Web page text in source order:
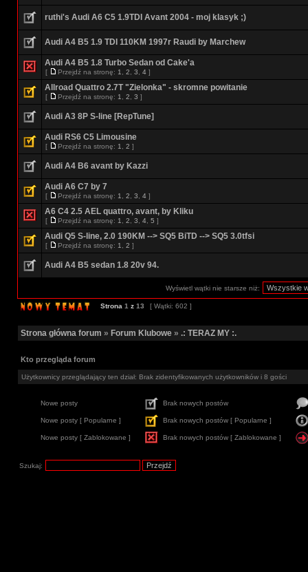
ruthi's Audi A6 C5 1.9TDI Avant 2004 - moj klasyk ;)
Audi A4 B5 1.9 TDI 110KM 1997r Raudi by Marchew
Audi A4 B5 1.8 Turbo Sedan od Cake'a
[ Przejdź na stronę: 1 2 3 4 ]
Allroad Quattro 2.7T "Zielonka" - skromne powitanie
[ Przejdź na stronę: 1 2 3 ]
Audi A3 8P S-line [RepTune]
Audi RS6 C5 Limousine
[ Przejdź na stronę: 1 2 ]
Audi A4 B6 avant by Kazzi
Audi A6 C7 by 7
[ Przejdź na stronę: 1 2 3 4 ]
A6 C4 2.5 AEL quattro, avant, by Kliku
[ Przejdź na stronę: 1 2 3 4 5 ]
Audi Q5 S-line, 2.0 190KM --> SQ5 BiTD --> SQ5 3.0tfsi
[ Przejdź na stronę: 1 2 ]
Audi A4 B5 sedan 1.8 20v 94.
Wyświetl wątki nie starsze niż:
Strona 1 z 13 [ Wątki: 602 ]
Strona główna forum » Forum Klubowe » .: TERAZ MY :.
Kto przegląda forum
Użytkownicy przeglądający ten dział: Brak zidentyfikowanych użytkowników i 8 gości
Nowe posty Brak nowych postów
Nowe posty [ Popularne ] Brak nowych postów [ Popularne ]
Nowe posty [ Zablokowane ] Brak nowych postów [ Zablokowane ]
Szukaj: